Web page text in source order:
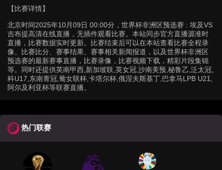
【比赛详情】
北京时间2025年10月09日 00:00分，世界杯非洲区预选赛 : 埃及VS
吉布提高清在线直播，无插件观看比赛。本站同步官方直播源准时
直播，比赛数据实时更新。比赛结束后可以在本站查看比赛全程录
像、比赛比分、赛事结果、赛事相关新闻报道，以及世界杯非洲区
预选赛的最新赛事直播，比赛录像，比赛视频下载，精彩片段集锦
等。同时还提供英南甲西,新加坡联,英女冠,沙南美预,秘鲁乙,泛太冠,
科U17,东南青冠,葡女联杯,卡塔尔杯,俄涅夫斯基丁,巴拿马LPB U21,
阿尔及利亚杯等联赛直播。
热门联赛